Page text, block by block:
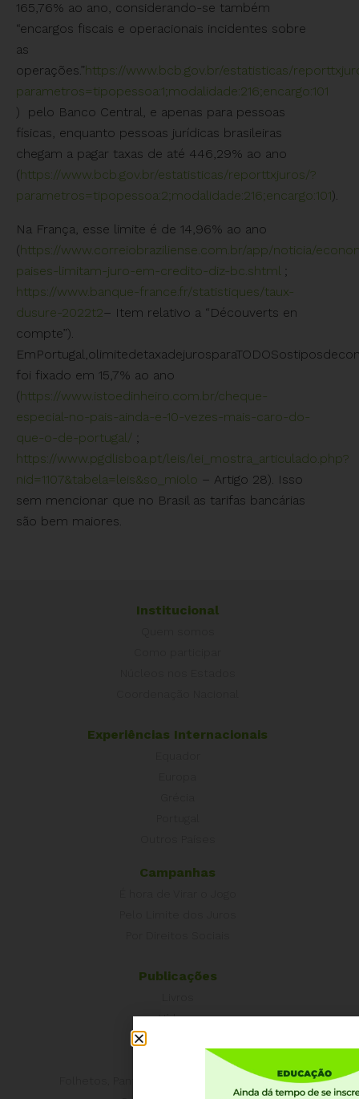
165,76% ao ano, considerando-se também
“encargos fiscais e operacionais incidentes sobre
as
operações.”https://www.bcb.gov.br/estatisticas/
parametros=tipopessoa:1;modalidade:216;encargo:101
) pelo Banco Central, e apenas para pessoas
físicas, enquanto pessoas jurídicas brasileiras
chegam a pagar taxas de até 446,29% ao ano
(https://www.bcb.gov.br/estatisticas/reporttxjuros/?
parametros=tipopessoa:2;modalidade:216;encargo:101).
Na França, esse limite é de 14,96% ao ano
(https://www.correiobraziliense.com.br/app/noticia/
paises-limitam-juro-em-credito-diz-bc.shtml ;
https://www.banque-france.fr/statistiques/taux-
dusure-2022t2– Item relativo a “Découverts en
compte”).
foi fixado em 15,7% ao ano
(https://www.istoedinheiro.com.br/cheque-
especial-no-pais-ainda-e-10-vezes-mais-caro-do-
que-o-de-portugal/ ;
https://www.pgdlisboa.pt/leis/lei_mostra_articulado.php?
nid=1107&tabela=leis&so_miolo – Artigo 28). Isso
sem mencionar que no Brasil as tarifas bancárias
são bem maiores.
Institucional
Experiências Internacionais
Campanhas
Publicações
Vídeos
Folhetos, Panfletos, Boletins e Informativos